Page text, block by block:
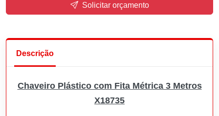
Solicitar orçamento
Descrição
Chaveiro Plástico com Fita Métrica 3 Metros
X18735